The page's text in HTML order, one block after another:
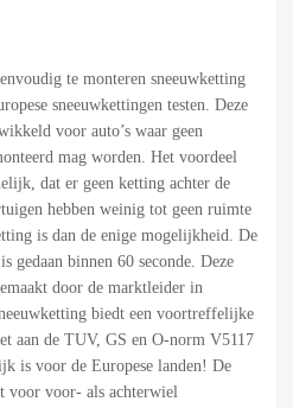
te monteren sneeuwketting
sneeuwkettingen testen. Deze
voor auto’s waar geen
mag worden. Het voordeel
dat er geen ketting achter de
hebben weinig tot geen ruimte
is dan de enige mogelijkheid. De
gedaan binnen 60 seconde. Deze
door de marktleider in
biedt een voortreffelijke
aan de TUV, GS en O-norm V5117
is voor de Europese landen! De
voor voor- als achterwiel